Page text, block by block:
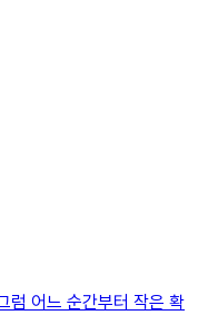
럼 어느 순간부터 작은 확